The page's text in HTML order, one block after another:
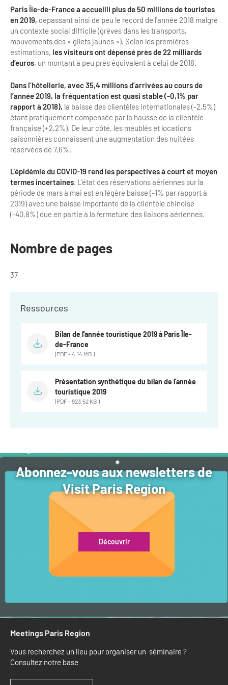
Bilan des actions de professionnalisation
Améliorer l’expérience de vos visiteurs
Besoins et attentes des visiteurs
Partage d'expériences professionnelles
Labels, Certifications et Normes
Accessibilité
Se former et s'informer à l'Accessibilité
Nos publics en situation de handicap
Annuaire accessibilité
S'investir dans le label
L'organisation des visites
Remise des Prix
Golfs
City Tours
Incentive et team building
Agences Réceptives et évènementielles
Guides et interprètes
Services, Wifi, cartes
Autocaristes/Transporteurs/transféristes
Destination Groupes
Magazine Paris Region
Inscription à la newsletter
Institutionnels du tourisme
Grands Evènements
Paris Île-de-France a accueilli plus de 50 millions de touristes
en 2019, dépassant ainsi de peu le record de l'année 2018 malgré
un contexte social difficile (grèves dans les transports,
mouvements des « gilets jaunes »). Selon les premières
estimations, les visiteurs ont dépensé près de 22 milliards
d’euros, un montant à peu près équivalent à celui de 2018.
Dans l’hôtellerie, avec 35,4 millions d’arrivées au cours de
l’année 2019, la fréquentation est quasi stable (-0,1% par
rapport à 2018), la baisse des clientèles internationales (-2,5%)
étant pratiquement compensée par la hausse de la clientèle
française (+2,2%). De leur côté, les meublés et locations
saisonnières connaissent une augmentation des nuitées
réservées de 7,6%.
L'épidémie du COVID-19 rend les perspectives à court et moyen
termes incertaines. L'état des réservations aériennes sur la
période de mars à mai est en légère baisse (-1% par rapport à
2019) avec une baisse importante de la clientèle chinoise
(-40,8%) due en partie à la fermeture des liaisons aériennes.
Nombre de pages
37
Ressources
Bilan de l'année touristique 2019 à Paris Île-
de-France
(PDF - 4.14 MB )
Présentation synthétique du bilan de l'année
touristique 2019
(PDF - 923.52 KB )
Abonnez-vous aux newsletters de
Visit Paris Region
Découvrir
Meetings Paris Region
Vous recherchez un lieu pour organiser un séminaire ?
Consultez notre base